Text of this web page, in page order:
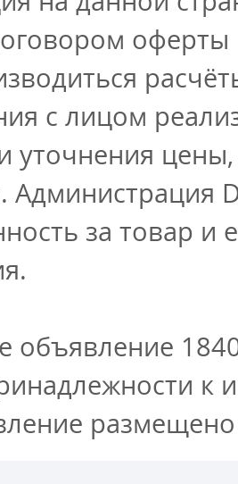
с лицом
уточнения
Администрация
за товар и
объявление
к